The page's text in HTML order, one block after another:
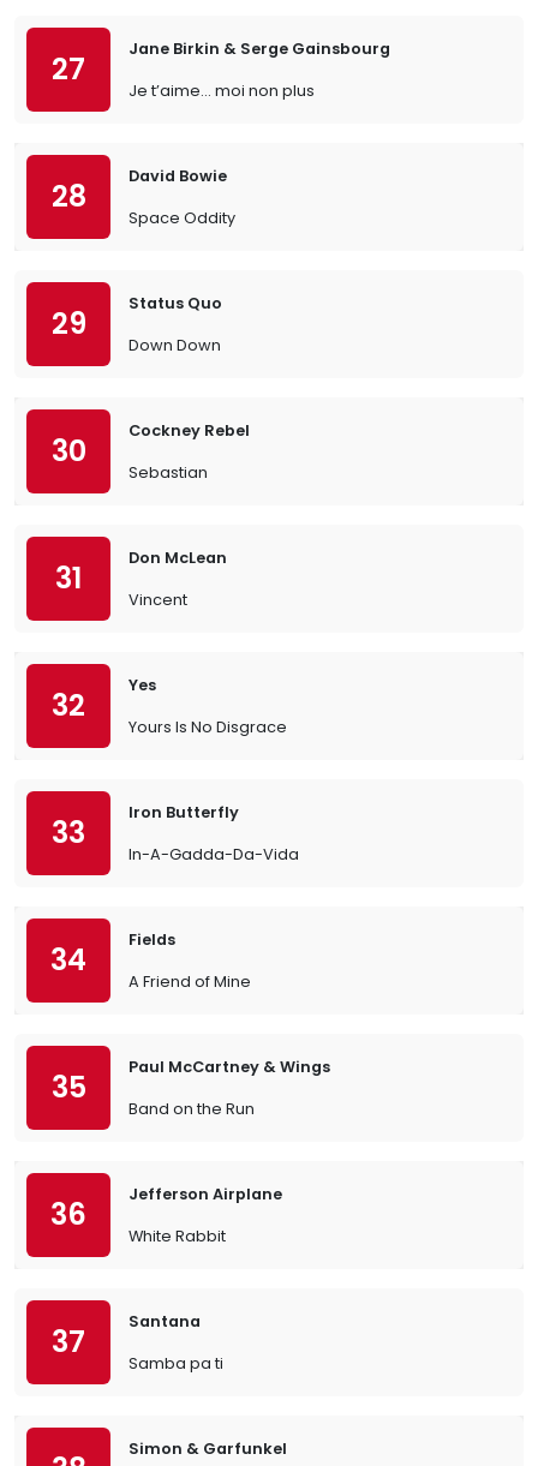
27
Jane Birkin & Serge Gainsbourg
Je t’aime… moi non plus
28
David Bowie
Space Oddity
29
Status Quo
Down Down
30
Cockney Rebel
Sebastian
31
Don McLean
Vincent
32
Yes
Yours Is No Disgrace
33
Iron Butterfly
In-A-Gadda-Da-Vida
34
Fields
A Friend of Mine
35
Paul McCartney & Wings
Band on the Run
36
Jefferson Airplane
White Rabbit
37
Santana
Samba pa ti
Simon & Garfunkel